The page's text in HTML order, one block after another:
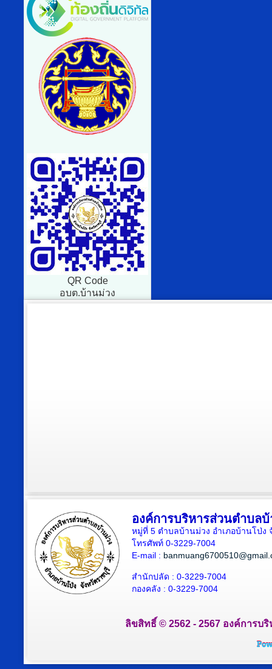
QR Code
อบต.บ้านม่วง
องค์การบริหารส่วนตำบล
หมู่ที่ 5 ตำบลบ้านม่วง อำเภอบ้านโป่ง
โทรศัพท์ 0-3229-7004
E-mail :
สำนักปลัด : 0-3229-7004
กองคลัง : 0-3229-7004
ลิขสิทธิ์ © 2562 - 2567 องค์การบ